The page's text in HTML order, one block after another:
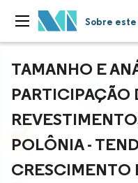
Sobre
TAMANHO E
PARTICIPAÇÃO
POLÔNIA -
CRESCIMENTO